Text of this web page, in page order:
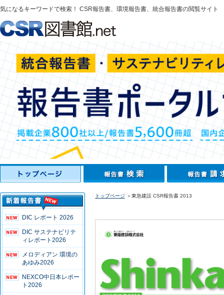
気になるキーワードで検索！ CSR報告書、環境報告書、統合報告書の閲覧サイト
DIC レポート 2026
DIC サステナビリテ
ィレポート2026
メロディアン 環境の
あゆみ2026
NEXCO中日本レポー
ト2026
トップページ ＞東急建設 CSR報告書 2013